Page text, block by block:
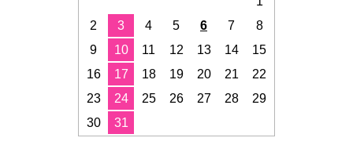
2
3 4 5 6 7
8
9
10 11 12 13 14
15
16
17 18 19 20 21
22
23
24 25 26 27 28
29
30
31